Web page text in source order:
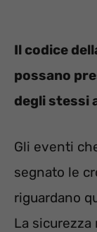
Il codice
possano
degli stessi
Gli eventi
segnato le
riguardano
La